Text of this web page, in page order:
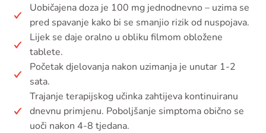
Uobičajena doza je 100 mg jednodnevno – uzima se
pred spavanje kako bi se smanjio rizik od nuspojava.
Lijek se daje oralno u obliku filmom obložene
tablete.
Početak djelovanja nakon uzimanja je unutar 1-2
sata.
Trajanje terapijskog učinka zahtijeva kontinuiranu
dnevnu primjenu. Poboljšanje simptoma obično se
uoči nakon 4-8 tjedana.